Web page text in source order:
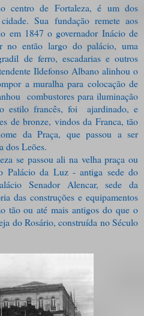
centro de Fortaleza, é um dos
Sua fundação remete aos
em 1847 o governador Inácio de
no então largo do palácio, uma
de ferro, escadarias e outros
Ildefonso Albano alinhou o
a muralha para colocação de
combustores para iluminação
estilo francês, foi
ajardinado, e
de bronze, vindos da Franca, tão
da Praça, que passou a ser
dos Leões.
se passou ali na velha praça ou
Palácio da Luz - antiga sede do
Senador Alencar, sede da
das construções e equipamentos
tão ou até mais antigos do que o
do Rosário, construída no Século